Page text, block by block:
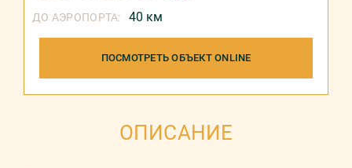
ДО АЭРОПОРТА: 40 км
ПОСМОТРЕТЬ ОБЪЕКТ ONLINE
ОПИСАНИЕ